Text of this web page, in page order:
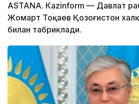
ASTANА. Кazinform — Давлат
Жомарт Тоқаев Қозоғистон
билан табриклади.